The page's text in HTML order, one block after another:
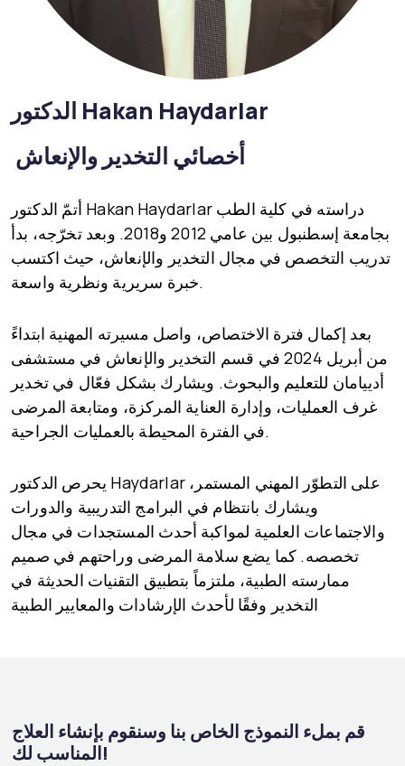
الدكتور Hakan Haydarlar
أخصائي التخدير والإنعاش
أتمّ الدكتور Hakan Haydarlar دراسته في كلية الطب
بجامعة إسطنبول بين عامي 2012 و2018. وبعد تخرّجه، بدأ
تدريب التخصص في مجال التخدير والإنعاش، حيث اكتسب
خبرة سريرية ونظرية واسعة.
بعد إكمال فترة الاختصاص، واصل مسيرته المهنية ابتداءً
من أبريل 2024 في قسم التخدير والإنعاش في مستشفى
أدييامان للتعليم والبحوث. ويشارك بشكل فعّال في تخدير
غرف العمليات، وإدارة العناية المركزة، ومتابعة المرضى
في الفترة المحيطة بالعمليات الجراحية.
يحرص الدكتور Haydarlar على التطوّر المهني المستمر،
ويشارك بانتظام في البرامج التدريبية والدورات
والاجتماعات العلمية لمواكبة أحدث المستجدات في مجال
تخصصه. كما يضع سلامة المرضى وراحتهم في صميم
ممارسته الطبية، ملتزماً بتطبيق التقنيات الحديثة في
التخدير وفقًا لأحدث الإرشادات والمعايير الطبية
قم بملء النموذج الخاص بنا وسنقوم بإنشاء العلاج
المناسب لك!